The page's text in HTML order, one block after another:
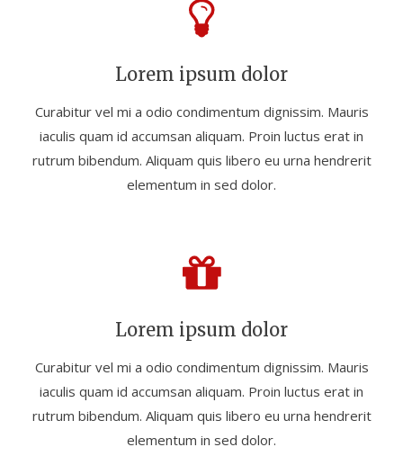
Lorem ipsum dolor
Curabitur vel mi a odio condimentum dignissim. Mauris
iaculis quam id accumsan aliquam. Proin luctus erat in
rutrum bibendum. Aliquam quis libero eu urna hendrerit
elementum in sed dolor.
Lorem ipsum dolor
Curabitur vel mi a odio condimentum dignissim. Mauris
iaculis quam id accumsan aliquam. Proin luctus erat in
rutrum bibendum. Aliquam quis libero eu urna hendrerit
elementum in sed dolor.